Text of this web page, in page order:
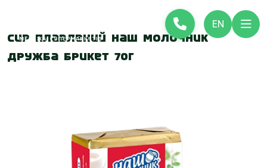
EN
Сир плавлений Наш Молочник
Дружба брикет 70г